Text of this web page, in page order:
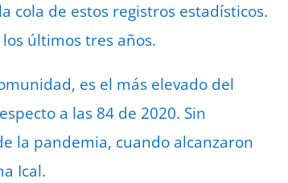
cola de estos registros estadísticos.
últimos tres años.
es el más elevado del
a las 84 de 2020. Sin
la pandemia, cuando alcanzaron
Ical.